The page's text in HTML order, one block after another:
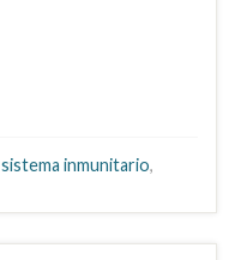
sistema inmunitario,